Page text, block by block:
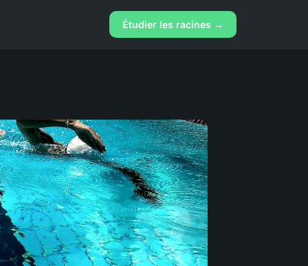
Étudier les racines →